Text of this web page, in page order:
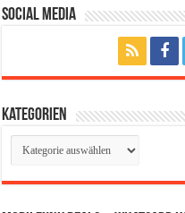
Social Media
Kategorien
Kategorien